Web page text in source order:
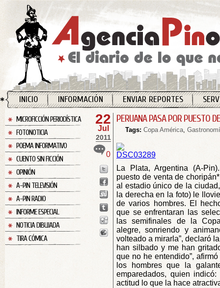
INICIO INFORMACIÓN ENVIAR REPORTES
MICROFICCIÓN PERIODÍSTICA
FOTONOTICIA
POEMA INFORMATIVO
CUENTO SIN FICCIÓN
OPINIÓN
A-PIN TELEVISIÓN
A-PIN RADIO
INFORME ESPECIAL
NOTICIA DIBUJADA
TIRA CÓMICA
22
Jul
2011
0
PERUANA PASA POR PUESTO
Tags: Copa América,
La Plata, Argentina (A-
puesto de venta de
al estadio único de la
la derecha en la foto) le
de varios hombres. El
que se enfrentaran las
las semifinales de la
alegre, sonriendo y
volteado a mirarla”, declaró
han silbado y me han
que no he entendido”,
los hombres que la
emparedados, quien
actitud lo que la hace